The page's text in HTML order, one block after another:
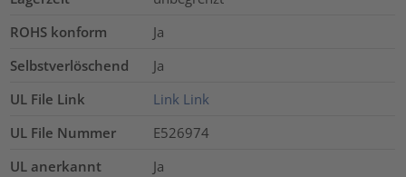
ROHS konform
Ja
Selbstverlöschend
Ja
UL File Link
Link Link
UL File Nummer
E526974
UL anerkannt
Ja